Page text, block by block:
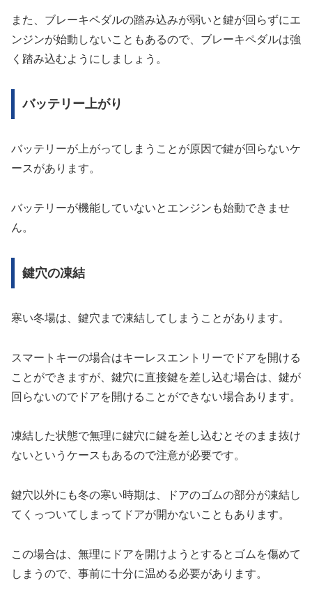
また、ブレーキペダルの踏み込みが弱いと鍵が回らずにエ
ンジンが始動しないこともあるので、ブレーキペダルは強
く踏み込むようにしましょう。
バッテリー上がり
バッテリーが上がってしまうことが原因で鍵が回らないケ
ースがあります。
バッテリーが機能していないとエンジンも始動できませ
ん。
鍵穴の凍結
寒い冬場は、鍵穴まで凍結してしまうことがあります。
スマートキーの場合はキーレスエントリーでドアを開ける
ことができますが、鍵穴に直接鍵を差し込む場合は、鍵が
回らないのでドアを開けることができない場合あります。
凍結した状態で無理に鍵穴に鍵を差し込むとそのまま抜け
ないというケースもあるので注意が必要です。
鍵穴以外にも冬の寒い時期は、ドアのゴムの部分が凍結し
てくっついてしまってドアが開かないこともあります。
この場合は、無理にドアを開けようとするとゴムを傷めて
しまうので、事前に十分に温める必要があります。